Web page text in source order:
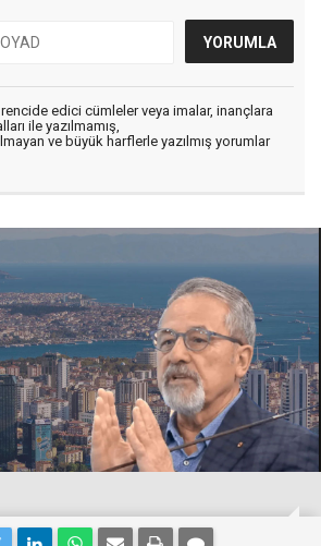
edici cümleler veya imalar, inançlara
ile yazılmamış,
ve büyük harflerle yazılmış yorumlar